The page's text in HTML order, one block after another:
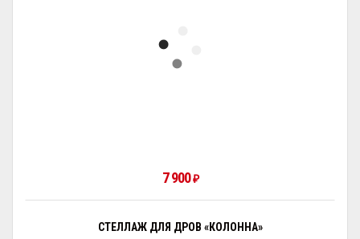
7 900₽
СТЕЛЛАЖ ДЛЯ ДРОВ «КОЛОННА»